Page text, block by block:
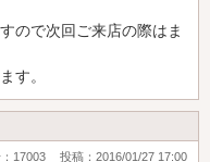
ので次回ご来店の際はま
す。
17003 投稿：2016/01/27 17:00